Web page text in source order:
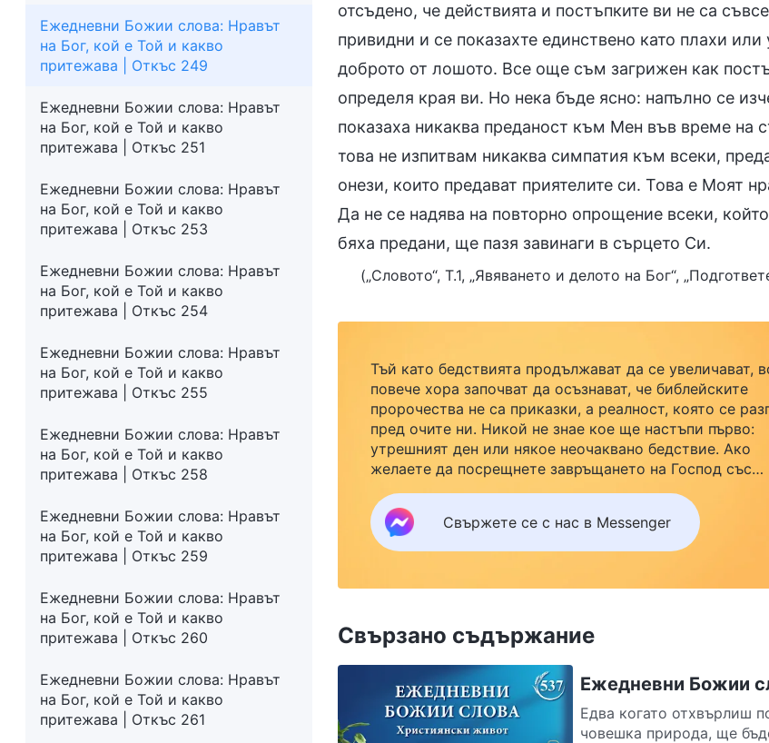
Ежедневни Божии слова: Нравът
на Бог, кой е Той и какво
притежава | Откъс 249
Ежедневни Божии слова: Нравът
на Бог, кой е Той и какво
притежава | Откъс 251
Ежедневни Божии слова: Нравът
на Бог, кой е Той и какво
притежава | Откъс 253
Ежедневни Божии слова: Нравът
на Бог, кой е Той и какво
притежава | Откъс 254
Ежедневни Божии слова: Нравът
на Бог, кой е Той и какво
притежава | Откъс 255
Ежедневни Божии слова: Нравът
на Бог, кой е Той и какво
притежава | Откъс 258
Ежедневни Божии слова: Нравът
на Бог, кой е Той и какво
притежава | Откъс 259
Ежедневни Божии слова: Нравът
на Бог, кой е Той и какво
притежава | Откъс 260
Ежедневни Божии слова: Нравът
на Бог, кой е Той и какво
притежава | Откъс 261
отсъдено, че действията и постъпките ви не са
привидни и се показахте единствено като плахи
доброто от лошото. Все още съм загрижен как
определя края ви. Но нека бъде ясно: напълно се
показаха никаква преданост към Мен във време
това не изпитвам никаква симпатия към всеки,
онези, които предават приятелите си. Това е Моят
Да не се надява на повторно опрощение всеки,
бяха предани, ще пазя завинаги в сърцето Си.
(„Словото“, Т.1, „Явяването и делото на Бог“,
Тъй като бедствията продължават да се увеличават,
повече хора започват да осъзнават, че библейските
пророчества не са приказки, а реалност, която се
пред очите ни. Никой не знае кое ще настъпи първо:
утрешният ден или някое неочаквано бедствие. Ако
желаете да посрещнете завръщането на Господ със
семейството си и да намерите безопасност под
закрила, кликнете върху Messenger, за да се
към нашата група за изучаване. Не чакайте до утре.
Свържете се с нас в Messenger
Свързано съдържание
Ежедневни Божии
Едва когато отхвърлиш
човешка природа, ще